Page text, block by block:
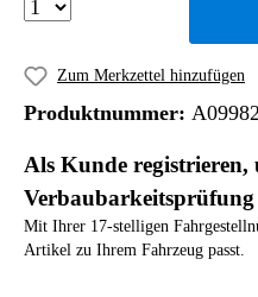
Zum Merkzettel hinzufügen
Produktnummer:
Als Kunde registrieren,
Verbaubarkeitsprüfung
Mit Ihrer 17-stelligen
Artikel zu Ihrem Fahrzeug passt.